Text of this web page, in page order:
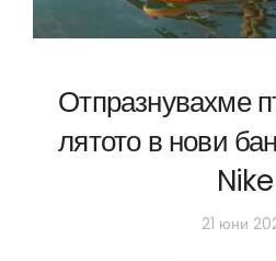
Отпразнувахме
лятото в нови
Nike
21 юни